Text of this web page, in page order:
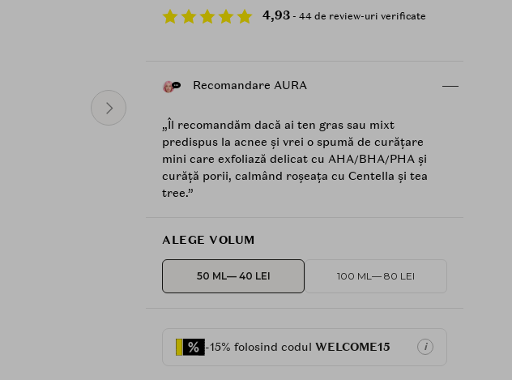
4,93 - 44 de review-uri verificate
Recomandare AURA
„Îl recomandăm dacă ai ten gras sau mixt
predispus la acnee și vrei o spumă de curățare
mini care exfoliază delicat cu AHA/BHA/PHA și
curăță porii, calmând roșeața cu Centella și tea
tree.”
ALEGE VOLUM
50 ML— 40 LEI 100 ML — 80 LEI
-15% folosind codul WELCOME15 i